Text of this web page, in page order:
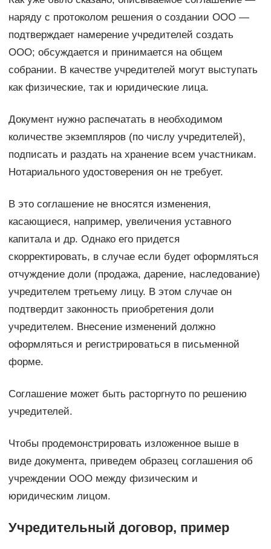
наряду с протоколом решения о создании ООО —
подтверждает намерение учредителей создать
ООО; обсуждается и принимается на общем
собрании. В качестве учредителей могут выступать
как физические, так и юридические лица.
Документ нужно распечатать в необходимом
количестве экземпляров (по числу учредителей),
подписать и раздать на хранение всем участникам.
Нотариального удостоверения он не требует.
В это соглашение не вносятся изменения,
касающиеся, например, увеличения уставного
капитала и др. Однако его придется
скорректировать, в случае если будет оформляться
отчуждение доли (продажа, дарение, наследование)
учредителем третьему лицу. В этом случае он
подтвердит законность приобретения доли
учредителем. Внесение изменений должно
оформляться и регистрироваться в письменной
форме.
Соглашение может быть расторгнуто по решению
учредителей.
Чтобы продемонстрировать изложенное выше в
виде документа, приведем образец соглашения об
учреждении ООО между физическим и
юридическим лицом.
Учредительный договор, пример